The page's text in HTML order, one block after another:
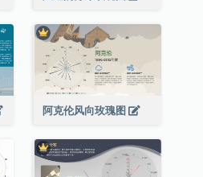
阿克伦风向玫瑰图